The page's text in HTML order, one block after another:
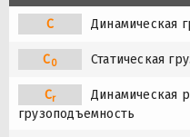
C Динамическая
C0 Статическая
Cr
Динамическая
грузоподъемность